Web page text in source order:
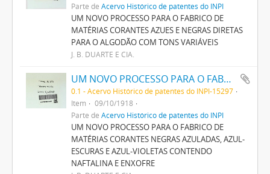
Parte de Acervo Histórico de patentes do INPI
UM NOVO PROCESSO PARA O FABRICO DE
MATÉRIAS CORANTES AZUES E NEGRAS DIRETAS
PARA O ALGODÃO COM TONS VARIÁVEIS
J. B. DUARTE E CIA.
UM NOVO PROCESSO PARA O FABRICO DE MATERIAS CORANTES NEGRAS AZULADAS, AZUL- ESCURAS E AZUL-VIOLETAS CONTENDO NAPHTALINA E ENXOFRE
0.1 - Acervo Histórico de patentes do INPI-15297
Item
09/10/1918
Parte de Acervo Histórico de patentes do INPI
UM NOVO PROCESSO PARA O FABRICO DE
MATÉRIAS CORANTES NEGRAS AZULADAS, AZUL-
ESCURAS E AZUL-VIOLETAS CONTENDO
NAFTALINA E ENXOFRE